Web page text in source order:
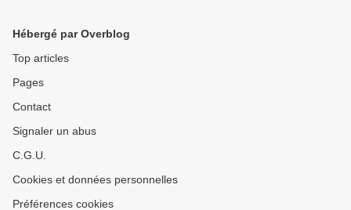
Hébergé par Overblog
Top articles
Pages
Contact
Signaler un abus
C.G.U.
Cookies et données personnelles
Préférences cookies